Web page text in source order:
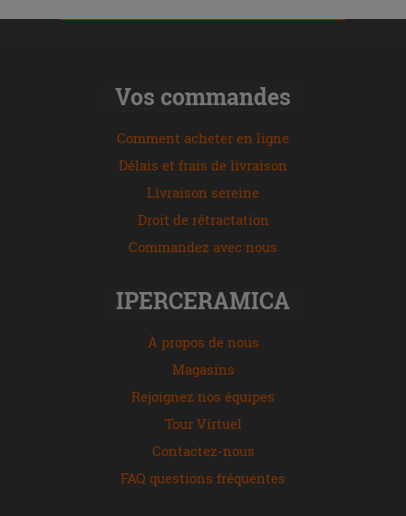
Vos commandes
Comment acheter en ligne
Délais et frais de livraison
Livraison sereine
Droit de rétractation
Commandez avec nous
IPERCERAMICA
À propos de nous
Magasins
Rejoignez nos équipes
Tour Virtuel
Contactez-nous
FAQ questions fréquentes